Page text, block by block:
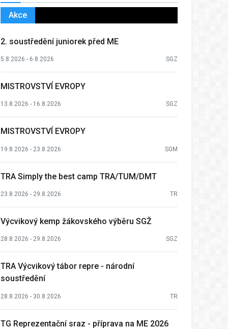
Akce
2. soustředění juniorek před ME
5.8.2026 - 6.8.2026 SGZ
MISTROVSTVÍ EVROPY
13.8.2026 - 16.8.2026 SGZ
MISTROVSTVÍ EVROPY
19.8.2026 - 23.8.2026 SGM
TRA Simply the best camp TRA/TUM/DMT
23.8.2026 - 29.8.2026 TR
Výcvikový kemp žákovského výběru SGŽ
28.8.2026 - 29.8.2026 SGZ
TRA Výcvikový tábor repre - národní
soustředění
28.8.2026 - 30.8.2026 TR
TG Reprezentační sraz - příprava na ME 2026